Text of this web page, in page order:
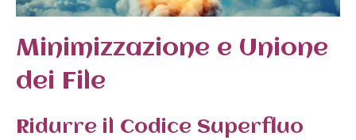
Minimizzazione e Unione
dei File
Ridurre il Codice Superfluo